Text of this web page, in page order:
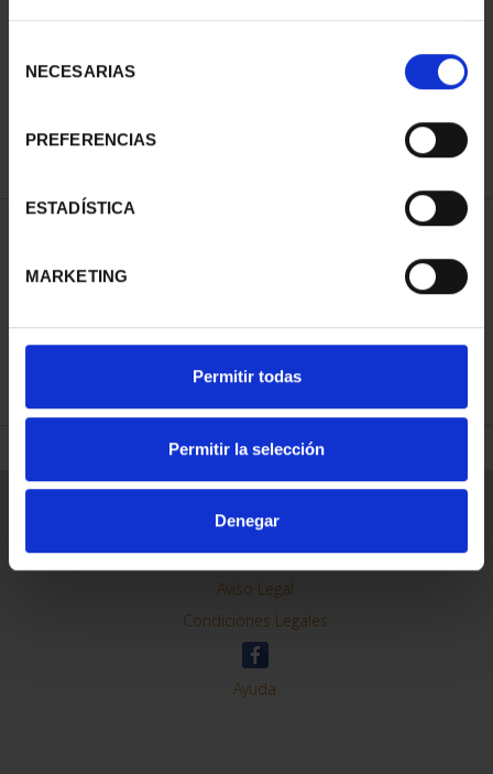
NECESARIAS
PREFERENCIAS
ESTADÍSTICA
MARKETING
Permitir todas
Permitir la selección
Denegar
73,00 €
REFINAR
Contacto
Preguntas Frequentes (FAQs)
Aviso Legal
Condiciones Legales
Ayuda